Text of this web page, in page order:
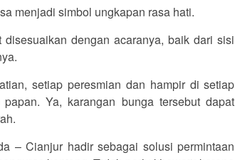
menjadi simbol ungkapan rasa hati.
dengan acaranya, baik dari sisi
setiap peresmian dan hampir di setiap
Ya, karangan bunga tersebut dapat
– Cianjur hadir sebagai solusi permintaan